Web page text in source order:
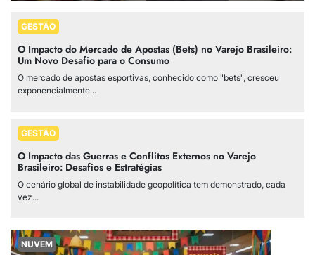
GESTÃO
O Impacto do Mercado de Apostas (Bets) no Varejo Brasileiro:
Um Novo Desafio para o Consumo
O mercado de apostas esportivas, conhecido como "bets", cresceu
exponencialmente...
GESTÃO
O Impacto das Guerras e Conflitos Externos no Varejo
Brasileiro: Desafios e Estratégias
O cenário global de instabilidade geopolítica tem demonstrado, cada
vez...
NUVEM